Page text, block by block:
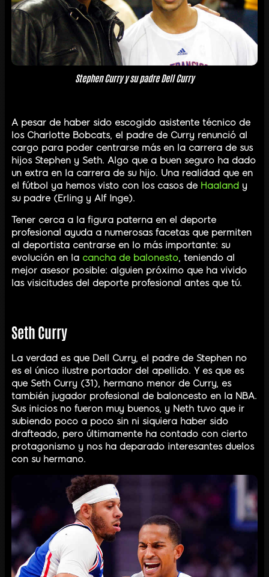
Stephen Curry y su padre Dell Curry
A pesar de haber sido escogido asistente técnico de
los Charlotte Bobcats, el padre de Curry renunció al
cargo para poder centrarse más en la carrera de sus
hijos Stephen y Seth. Algo que a buen seguro ha dado
un extra en la carrera de su hijo. Una realidad que en
el fútbol ya hemos visto con los casos de Haaland y
su padre (Erling y Alf Inge).
Tener cerca a la figura paterna en el deporte
profesional ayuda a numerosas facetas que permiten
al deportista centrarse en lo más importante: su
evolución en la cancha de balonesto, teniendo al
mejor asesor posible: alguien próximo que ha vivido
las visicitudes del deporte profesional antes que tú.
Seth Curry
La verdad es que Dell Curry, el padre de Stephen no
es el único ilustre portador del apellido. Y es que es
que Seth Curry (31), hermano menor de Curry, es
también jugador profesional de baloncesto en la NBA.
Sus inicios no fueron muy buenos, y Neth tuvo que ir
subiendo poco a poco sin ni siquiera haber sido
drafteado, pero últimamente ha contado con cierto
protagonismo y nos ha deparado interesantes duelos
con su hermano.